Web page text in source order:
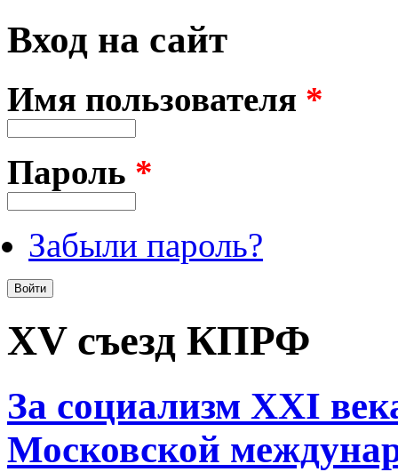
Вход на сайт
Имя пользователя *
Пароль *
Забыли пароль?
XV съезд КПРФ
За социализм XXI
Московской